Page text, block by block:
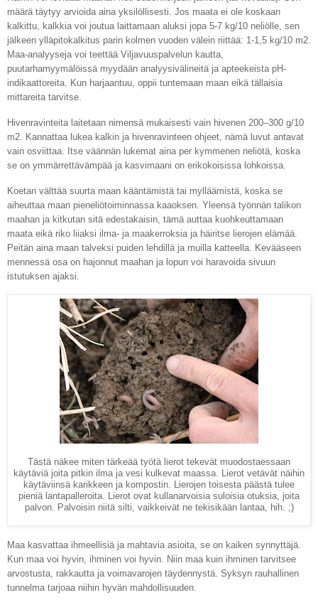
määrä täytyy arvioida aina yksilöllisesti. Jos maata ei ole koskaan
kalkittu, kalkkia voi joutua laittamaan aluksi jopa 5-7 kg/10 neliölle, sen
jälkeen ylläpitokalkitus parin kolmen vuoden välein riittää: 1-1,5 kg/10 m2.
Maa-analyyseja voi teettää Viljavuuspalvelun kautta,
puutarhamyymälöissä myydään analyysivälineitä ja apteekeista pH-
indikaattoreita. Kun harjaantuu, oppii tuntemaan maan eikä tällaisia
mittareita tarvitse.
Hivenravinteita laitetaan nimensä mukaisesti vain hivenen 200–300 g/10
m2. Kannattaa lukea kalkin ja hivenravinteen ohjeet, nämä luvut antavat
vain osviittaa. Itse väännän lukemat aina per kymmenen neliötä, koska
se on ymmärrettävämpää ja kasvimaani on erikokoisissa lohkoissa.
Koetan välttää suurta maan kääntämistä tai mylläämistä, koska se
aiheuttaa maan pieneliötoiminnassa kaaoksen. Yleensä työnnän talikon
maahan ja kitkutan sitä edestakaisin, tämä auttaa kuohkeuttamaan
maata eikä riko liiaksi ilma- ja maakerroksia ja häiritse lierojen elämää.
Peitän aina maan talveksi puiden lehdillä ja muilla katteella. Kevääseen
mennessä osa on hajonnut maahan ja lopun voi haravoida sivuun
istutuksen ajaksi.
Tästä näkee miten tärkeää työtä lierot tekevät muodostaessaan
käytäviä joita pitkin ilma ja vesi kulkevat maassa. Lierot vetävät näihin
käytäviinsä karikkeen ja kompostin. Lierojen toisesta päästä tulee
pieniä lantapalleroita. Lierot ovat kullanarvoisia suloisia otuksia, joita
palvon. Palvoisin niitä silti, vaikkeivät ne tekisikään lantaa, hih. ;)
Maa kasvattaa ihmeellisiä ja mahtavia asioita, se on kaiken synnyttäjä.
Kun maa voi hyvin, ihminen voi hyvin. Niin maa kuin ihminen tarvitsee
arvostusta, rakkautta ja voimavarojen täydennystä. Syksyn rauhallinen
tunnelma tarjoaa niihin hyvän mahdollisuuden.